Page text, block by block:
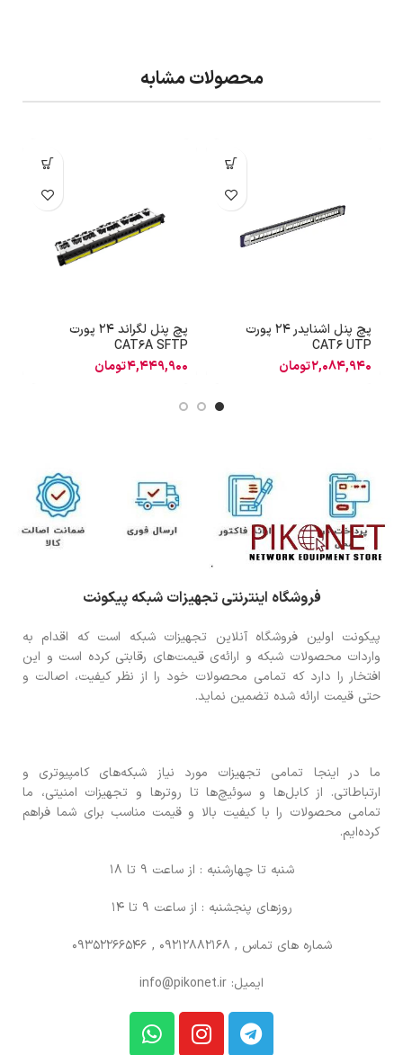
محصولات مشابه
پچ پنل اشنایدر 24 پورت
CAT6 UTP
2,084,940تومان
پچ پنل لگراند 24 پورت
CAT6A SFTP
4,449,900تومان
فروشگاه اینترنتی تجهیزات شبکه پیکونت
پیکونت اولین فروشگاه آنلاین تجهیزات شبکه است که اقدام به
واردات محصولات شبکه و ارائه‌ی قیمت‌های رقابتی کرده است و این
افتخار را دارد که تمامی محصولات خود را از نظر کیفیت، اصالت و
حتی قیمت ارائه شده تضمین نماید.
ما در اینجا تمامی تجهیزات مورد نیاز شبکه‌های کامپیوتری و
ارتباطاتی. از کابل‌ها و سوئیچ‌ها تا روترها و تجهیزات امنیتی، ما
تمامی محصولات را با کیفیت بالا و قیمت مناسب برای شما فراهم
کرده‌ایم.
شنبه تا چهارشنبه : از ساعت 9 تا 18
روزهای پنجشنبه : از ساعت 9 تا 14
شماره های تماس , 09212882168 , 09352266546
ایمیل: info@pikonet.ir